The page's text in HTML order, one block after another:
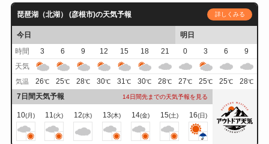
琵琶湖（北湖） (彦根市)の天気予報 詳しくみる
今日
明日
時間
3 6 9 12 15 18 21 0 3 6
9
天気
気温 26℃ 25℃ 28℃ 30℃ 31℃ 30℃ 28℃ 27℃ 25℃ 25℃ 28℃
7日間天気予報 14日間先までの天気予報を見る
10(月) 11(火) 12(水) 13(木) 14(金) 15(土) 16(日)